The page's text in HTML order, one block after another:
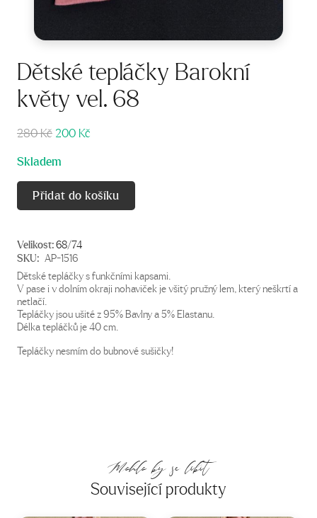
Dětské tepláčky Barokní
květy vel. 68
280Kč Původní
byla:
280 Kč.
200 Kč
200 Kč.
Skladem
Přidat do košíku
Velikost:68/74
SKU: AP-1516
Dětské tepláčky s funkčními kapsami.
V pase i v dolním okraji nohaviček je všitý pružný lem, který neškrtí a
netlačí.
Tepláčky jsou ušité z 95% Bavlny a 5% Elastanu.
Délka tepláčků je 40 cm.
Tepláčky nesmím do bubnové sušičky!
Mohlo by se líbit
Související produkty